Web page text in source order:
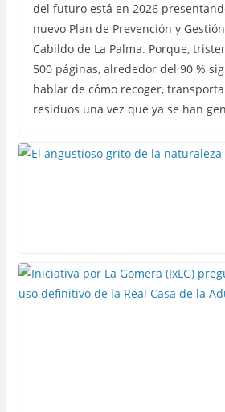
del futuro está en 2026
nuevo Plan de Prevención y
Cabildo de La Palma. Porque,
500 páginas, alrededor del 90 %
hablar de cómo recoger,
residuos una vez que ya se han